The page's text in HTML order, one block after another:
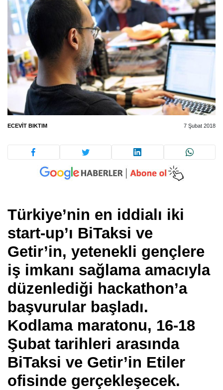
ECEVIT BIKTIM 7 Şubat 2018
Türkiye’nin en iddialı iki
start-up’ı BiTaksi ve
Getir’in, yetenekli gençlere
iş imkanı sağlama amacıyla
düzenlediği hackathon’a
başvurular başladı.
Kodlama maratonu, 16-18
Şubat tarihleri arasında
BiTaksi ve Getir’in Etiler
ofisinde gerçekleşecek.